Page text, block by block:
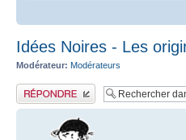
Idées Noires - Les
Modérateur: Modérateurs
Publier une réponse